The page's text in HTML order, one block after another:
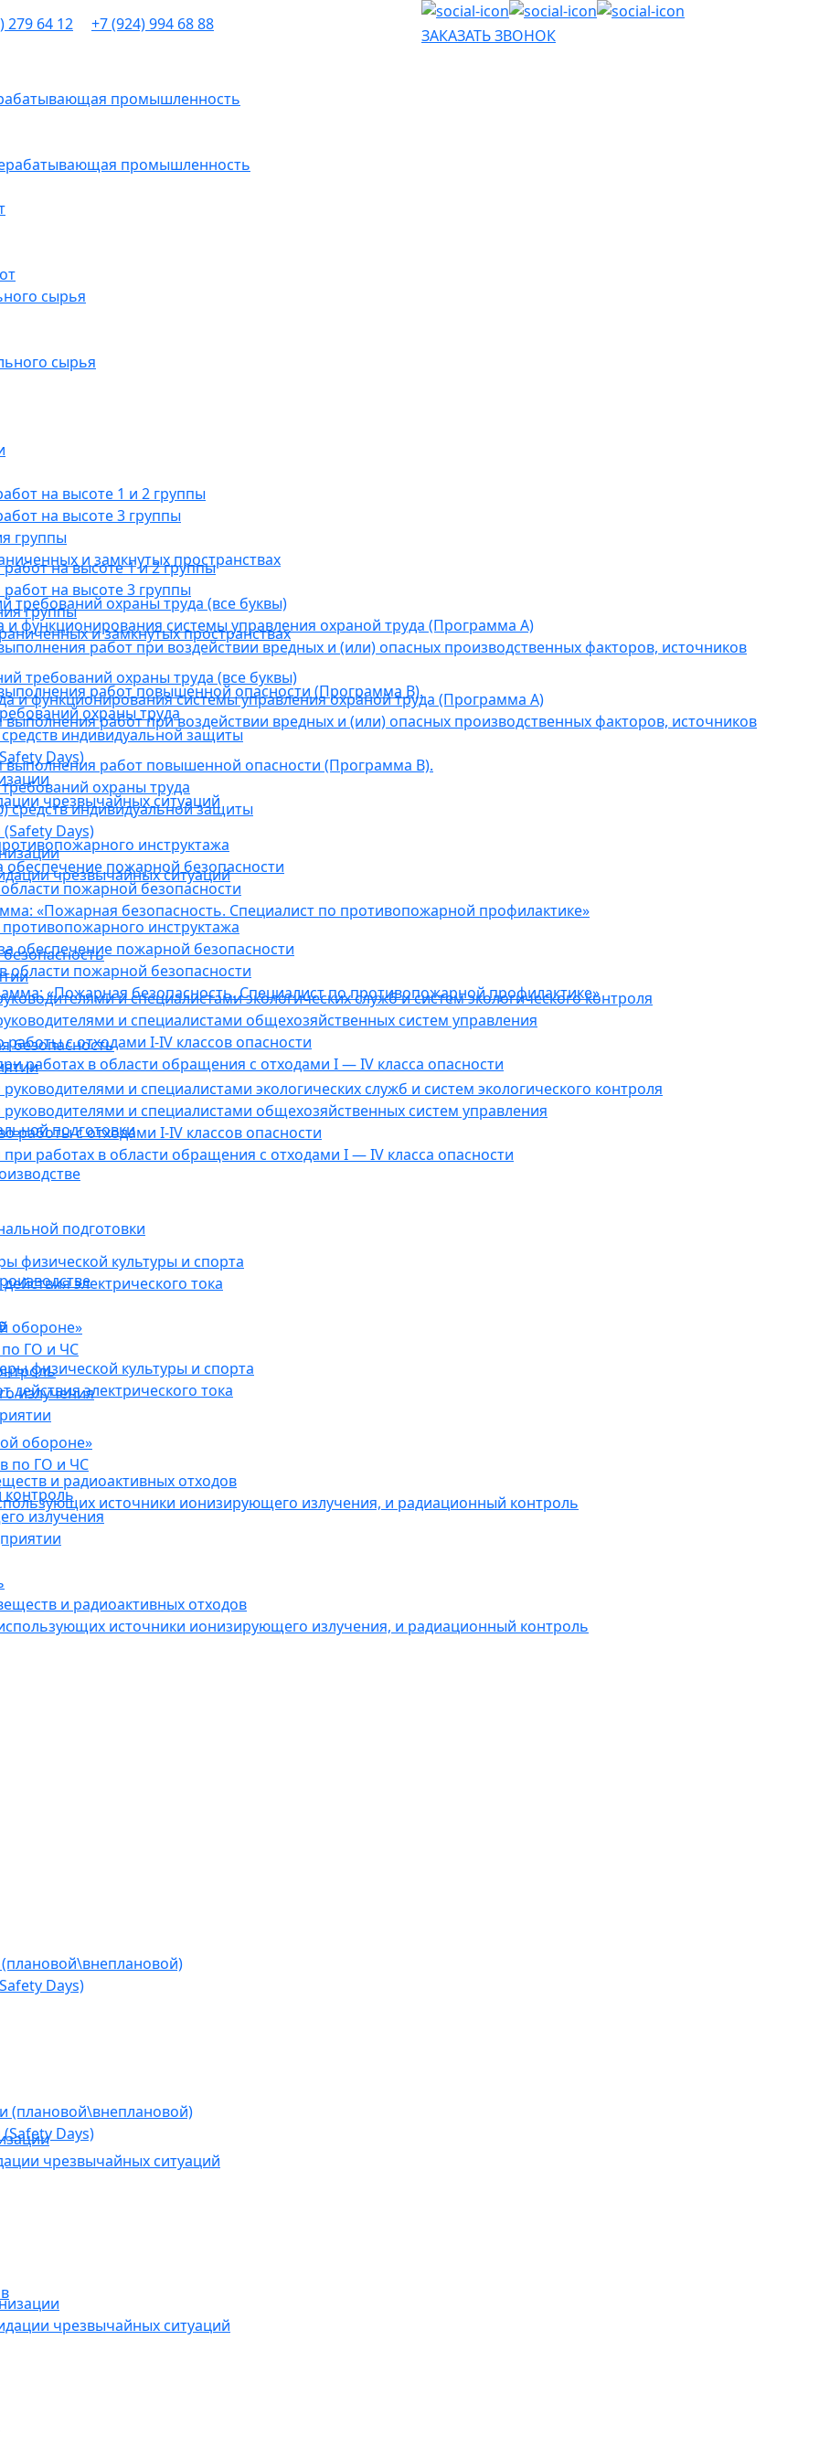
промышленность
сырья
на высоте 1 и 2 группы
на высоте 3 группы
группы
и замкнутых пространствах
требований охраны труда (все буквы)
функционирования системы управления охраной труда (Программа А)
работ при воздействии вредных и (или) опасных производственных факторов, источников
работ повышенной опасности (Программа В).
охраны труда
индивидуальной защиты
Days)
чрезвычайных ситуаций
инструктажа
пожарной безопасности
пожарной безопасности
«Пожарная безопасность. Специалист по противопожарной профилактике»
и специалистами экологических служб и систем экологического контроля
и специалистами общехозяйственных систем управления
с отходами I-IV классов опасности
работах в области обращения с отходами I — IV класса опасности
подготовки
физической культуры и спорта
электрического тока
обороне»
ГО и ЧС
излучения
и радиоактивных отходов
источники ионизирующего излучения, и радиационный контроль
Days)
чрезвычайных ситуаций
279 64 12 +7 (924) 994 68 88
ЗАКАЗАТЬ ЗВОНОК
промышленность
сырья
на высоте 1 и 2 группы
на высоте 3 группы
группы
и замкнутых пространствах
требований охраны труда (все буквы)
и функционирования системы управления охраной труда (Программа А)
работ при воздействии вредных и (или) опасных производственных факторов, источников
работ повышенной опасности (Программа В).
охраны труда
индивидуальной защиты
Days)
чрезвычайных ситуаций
инструктажа
обеспечение пожарной безопасности
пожарной безопасности
«Пожарная безопасность. Специалист по противопожарной профилактике»
безопасность
и специалистами экологических служб и систем экологического контроля
и специалистами общехозяйственных систем управления
работы с отходами I-IV классов опасности
работах в области обращения с отходами I — IV класса опасности
подготовки
физической культуры и спорта
электрического тока
обороне»
по ГО и ЧС
контроль
излучения
и радиоактивных отходов
источники ионизирующего излучения, и радиационный контроль
(плановой\внеплановой)
Days)
чрезвычайных ситуаций